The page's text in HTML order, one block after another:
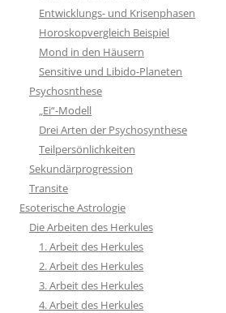
Entwicklungs- und Krisenphasen
Horoskopvergleich Beispiel
Mond in den Häusern
Sensitive und Libido-Planeten
Psychosnthese
„Ei“-Modell
Drei Arten der Psychosynthese
Teilpersönlichkeiten
Sekundärprogression
Transite
Esoterische Astrologie
Die Arbeiten des Herkules
1. Arbeit des Herkules
2. Arbeit des Herkules
3. Arbeit des Herkules
4. Arbeit des Herkules